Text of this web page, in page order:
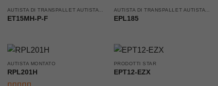
ET15MH-P-F EPL185
AUTISTA MONTATO
RPL201H
PRODOTTI STAR
EPT12-EZX